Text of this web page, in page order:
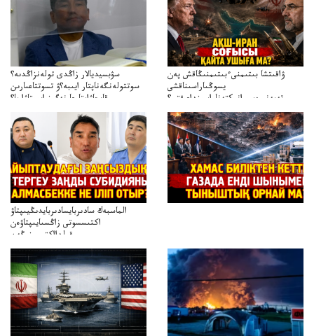
سۋبسيديالار زاڭدى تولەنزاڭدىە؟
سوتتولەنگەناپتار ايىبە؟ۋ تسوتتاعىارىن
قايجاۋاپتارعا نەگىز ايىپتاۋا ما؟
تۇجىرىمدارىنقايتاقاراۋعانەگىزبولاالاما؟
ۋاقىتشا بىتىمنىءبىتىمنىڭاقش پەن
يسوڭىاراسىناقشى
تەپەنىرەسيرانىكتەناراسىنداعىقتى؟
تەكەتىرەسنەلىكتەنقايتاۋشىقتى؟
الماسبەك سادىربايسادىربايدىڭيىپتاۋ
اكتىسسوتى زاڭسىايىپتاۋەن
قولدااكتىسىنىڭەن
ميلليونزاڭسىزدىعىمەنقولدانوسىرىلگەنميلليوندار